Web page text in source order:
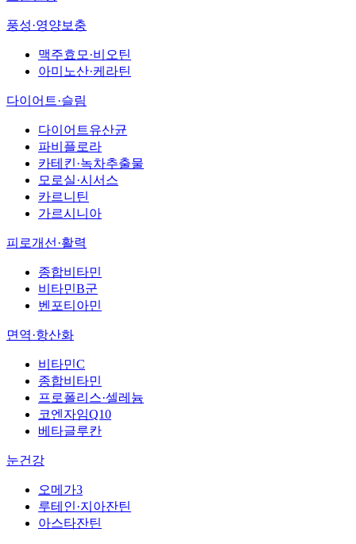
풍성·영양보충
맥주효모·비오틴
아미노산·케라틴
다이어트·슬림
다이어트유산균
파비플로라
카테킨·녹차추출물
모로실·시서스
카르니틴
가르시니아
피로개선·활력
종합비타민
비타민B군
벤포티아민
면역·항산화
비타민C
종합비타민
프로폴리스·셀레늄
코엔자임Q10
베타글루칸
눈건강
오메가3
루테인·지아잔틴
아스타잔틴